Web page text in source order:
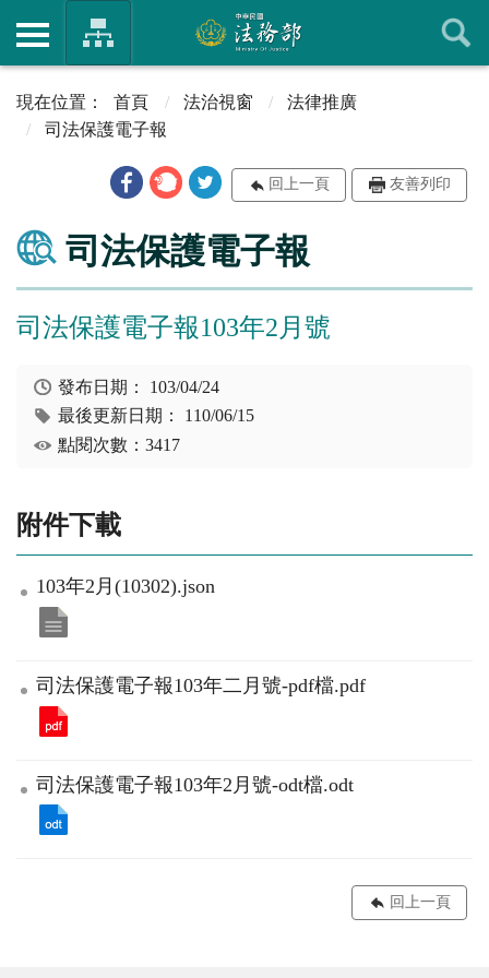
首頁 法治視窗
法律推廣
司法保護電子報
回上一頁 友善列印
司法保護電子報
司法保護電子報103年2月號
發布日期： 103/04/24
最後更新日期： 110/06/15
點閱次數：3417
附件下載
103年2月(10302).json
司法保護電子報103年二月號-pdf檔.pdf
司法保護電子報103年2月號-odt檔.odt
回上一頁